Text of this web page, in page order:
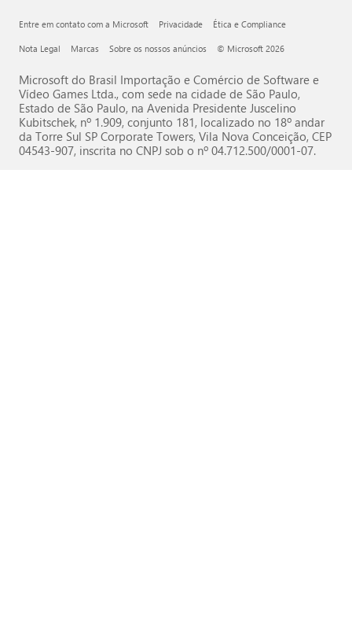
Entre em contato com a Microsoft Privacidade Ética e Compliance
Nota Legal Marcas Sobre os nossos anúncios © Microsoft 2026
Microsoft do Brasil Importação e Comércio de Software e
Vídeo Games Ltda., com sede na cidade de São Paulo,
Estado de São Paulo, na Avenida Presidente Juscelino
Kubitschek, nº 1.909, conjunto 181, localizado no 18º andar
da Torre Sul SP Corporate Towers, Vila Nova Conceição, CEP
04543-907, inscrita no CNPJ sob o nº 04.712.500/0001-07.